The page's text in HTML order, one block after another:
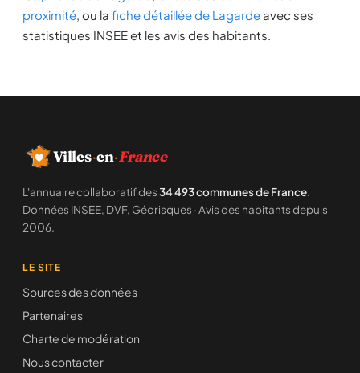
proximité, ou la fiche détaillée de Lagarde avec ses
statistiques INSEE et les avis des habitants.
Villes·en·France
L'annuaire collaboratif des34 493 communes de France.
Données INSEE, DVF, Géorisques · Avis des habitants depuis
2006.
LE SITE
Sources des données
Partenaires
Charte de modération
Nous contacter